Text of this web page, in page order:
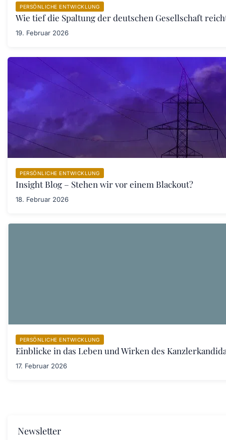
PERSÖNLICHE ENTWICKLUNG
Wie tief die Spaltung der deutschen Gesellschaft
19. Februar 2026
PERSÖNLICHE ENTWICKLUNG
Insight Blog – Stehen wir vor einem Blackout?
18. Februar 2026
PERSÖNLICHE ENTWICKLUNG
Einblicke in das Leben und Wirken des
17. Februar 2026
Newsletter